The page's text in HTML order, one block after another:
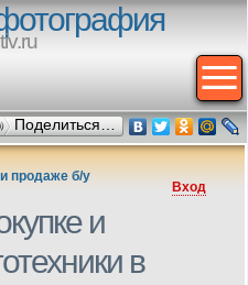
Поделиться…
продаже б/у
Вход
и
в